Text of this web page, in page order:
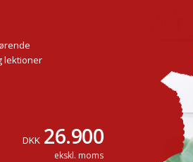
lektioner
DKK 26.900
ekskl. moms